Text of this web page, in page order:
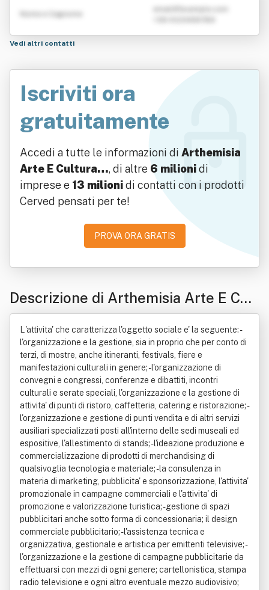
Nome e Cognome
Vedi altri contatti
Iscriviti ora
gratuitamente
Accedi a tutte le informazioni di Arthemisia
Arte E Cultura…, di altre 6 milionidi
imprese e 13 milionidi contatti con i prodotti
Cerved pensati per te!
PROVA ORA GRATIS
Descrizione di Arthemisia Arte E Cult
ura Srl
L'attivita' che caratterizza l'oggetto sociale e' la seguente: -
l'organizzazione e la gestione, sia in proprio che per conto di
terzi, di mostre, anche itineranti, festivals, fiere e
manifestazioni culturali in genere; - l'organizzazione di
convegni e congressi, conferenze e dibattiti, incontri
culturali e serate speciali, l'organizzazione e la gestione di
attivita' di punti di ristoro, caffetteria, catering e ristorazione; -
l'organizzazione e gestione di punti vendita e di altri servizi
ausiliari specializzati posti all'interno delle sedi museali ed
espositive, l'allestimento di stands; - l'ideazione produzione e
commercializzazione di prodotti di merchandising di
qualsivoglia tecnologia e materiale; - la consulenza in
materia di marketing, pubblicita' e sponsorizzazione, l'attivita'
promozionale in campagne commerciali e l'attivita' di
promozione e valorizzazione turistica; - gestione di spazi
pubblicitari anche sotto forma di concessionaria; il design
commerciale pubblicitario; - l'assistenza tecnica e
organizzativa, gestionale e artistica per emittenti televisive; -
l'organizzazione e la gestione di campagne pubblicitarie da
effettuarsi con mezzi di ogni genere; cartellonistica, stampa
radio televisione e ogni altro eventuale mezzo audiovisivo;